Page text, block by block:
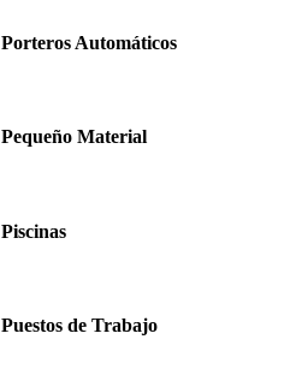
Porteros Automáticos
Pequeño Material
Piscinas
Puestos de Trabajo